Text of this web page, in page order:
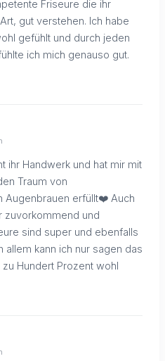
Friseure die ihr
gut verstehen. Ich habe
gefühlt und durch jeden
ich mich genauso gut.
ihr Handwerk und hat mir mit
Traum von
Augenbrauen erfüllt❤️ Auch
zuvorkommend und
sind super und ebenfalls
allem kann ich nur sagen das
Hundert Prozent wohl